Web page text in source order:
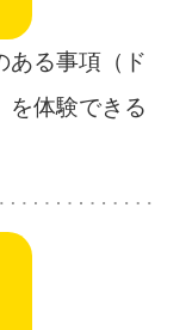
ある事項（ド
を体験できる